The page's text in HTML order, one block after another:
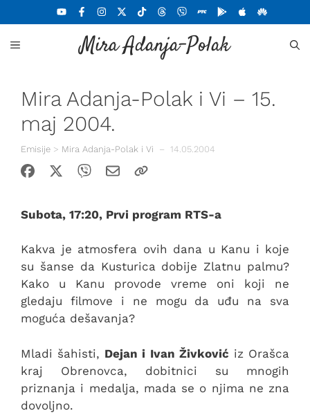
na
sadržaj
Mira Adanja-Polak
MENU
Mira Adanja-Polak i Vi – 15.
maj 2004.
Emisije > Mira Adanja-Polak i Vi – 14.05.2004
Subota, 17:20, Prvi program RTS-a
Kakva je atmosfera ovih dana u Kanu i koje
su šanse da Kusturica dobije Zlatnu palmu?
Kako u Kanu provode vreme oni koji ne
gledaju filmove i ne mogu da uđu na sva
moguća dešavanja?
Mladi šahisti, Dejan i Ivan Živković iz Orašca
kraj Obrenovca, dobitnici su mnogih
priznanja i medalja, mada se o njima ne zna
dovoljno.